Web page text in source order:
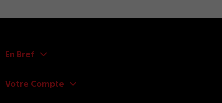
En Bref
Votre Compte